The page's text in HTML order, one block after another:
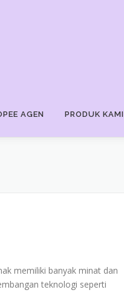
AGEN PRODUK KAMI
memiliki banyak minat dan
teknologi seperti